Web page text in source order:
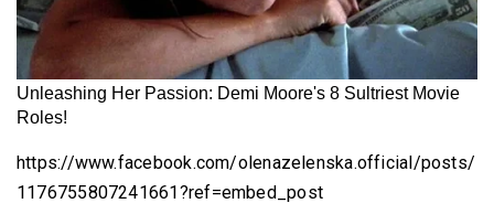
https://www.facebook.com/olenazelenska.official/posts/
1176755807241661?ref=embed_post